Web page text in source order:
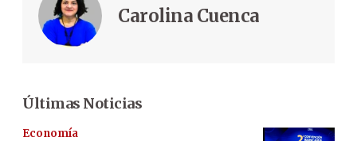
Carolina Cuenca
Últimas Noticias
Economía